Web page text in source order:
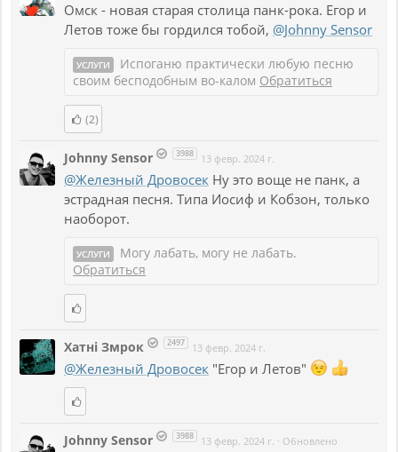
Омск - новая старая столица панк-рока. Егор и
Летов тоже бы гордился тобой, @Johnny Sensor
УСЛУГИ
Испоганю практически любую песню
своим бесподобным во-калом Обратиться
(2)
Johnny Sensor 3988 13 февр. 2024 г.
@Железный Дровосек Ну это воще не панк, а
эстрадная песня. Типа Иосиф и Кобзон, только
наоборот.
УСЛУГИ
Могу лабать, могу не лабать.
Обратиться
Хатнi Змрок 2497 13 февр. 2024 г.
@Железный Дровосек "Егор и Летов"
Johnny Sensor 3988 13 февр. 2024 г. · Обновлено